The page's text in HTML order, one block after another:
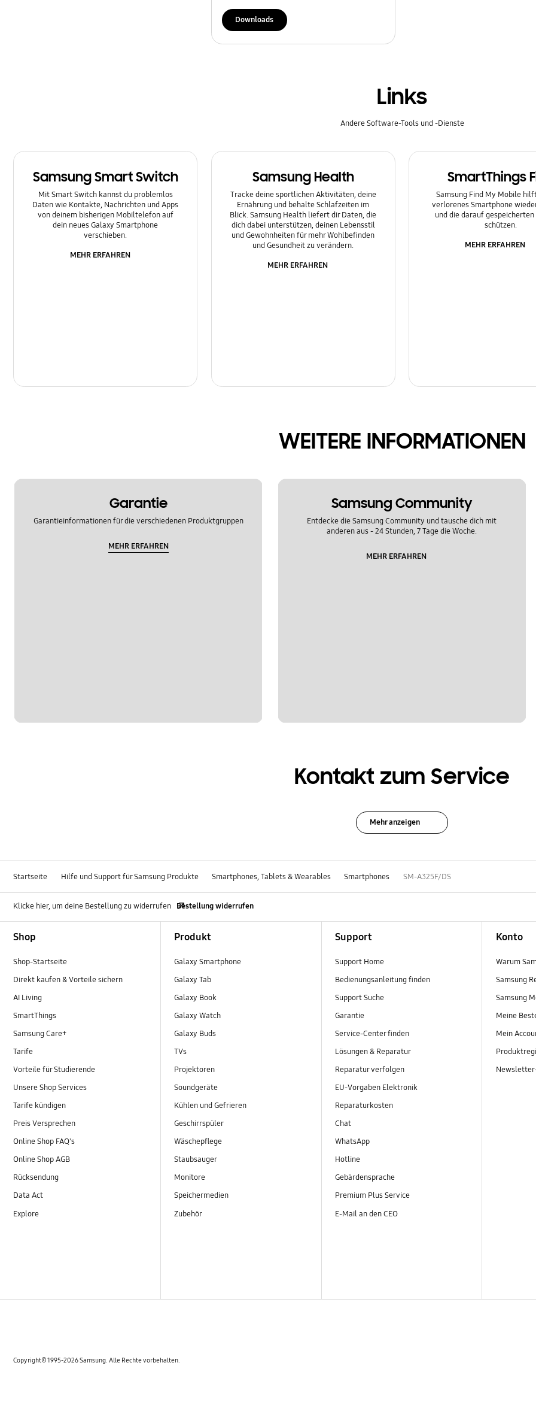
Sperre
Ton
Downloads
Links
Andere Software-Tools und -Dienste
Samsung Smart Switch
Mit Smart Switch kannst du problemlos
Daten wie Kontakte, Nachrichten und Apps
von deinem bisherigen Mobiltelefon auf
dein neues Galaxy Smartphone
verschieben.
MEHR ERFAHREN
Samsung Health
Tracke deine sportlichen Aktivitäten, deine
Ernährung und behalte Schlafzeiten im
Blick. Samsung Health liefert dir Daten, die
dich dabei unterstützen, deinen Lebensstil
und Gewohnheiten für mehr Wohlbefinden
und Gesundheit zu verändern.
MEHR ERFAHREN
SmartThings
Samsung Find My Mobile
verlorenes Smartphone
und die darauf
schützen.
MEHR ERFAHREN
WEITERE INFORMATIONEN
Garantie
Garantieinformationen für die verschiedenen Produktgruppen
MEHR ERFAHREN
Samsung Community
Entdecke die Samsung Community und tausche dich mit
anderen aus - 24 Stunden, 7 Tage die Woche.
MEHR ERFAHREN
Kontakt zum Service
Mehr anzeigen
Startseite Hilfe und Support für Samsung Produkte Smartphones, Tablets & Wearables Smartphones SM-A325F/DS
Klicke hier, um deine Bestellung zu widerrufen Bestellung widerrufen
Shop
Shop-Startseite
Direkt kaufen & Vorteile sichern
AI Living
SmartThings
Samsung Care+
Tarife
Vorteile für Studierende
Unsere Shop Services
Tarife kündigen
Preis Versprechen
Online Shop FAQ's
Online Shop AGB
Rücksendung
Data Act
Explore
Produkt
Galaxy Smartphone
Galaxy Tab
Galaxy Book
Galaxy Watch
Galaxy Buds
TVs
Projektoren
Soundgeräte
Kühlen und Gefrieren
Geschirrspüler
Wäschepflege
Staubsauger
Monitore
Speichermedien
Zubehör
Support
Support Home
Bedienungsanleitung finden
Support Suche
Garantie
Service-Center finden
Lösungen & Reparatur
Reparatur verfolgen
EU-Vorgaben Elektronik
Reparaturkosten
Chat
WhatsApp
Hotline
Gebärdensprache
Premium Plus Service
E-Mail an den CEO
Konto
Warum
Samsung
Samsung
Meine
Mein
Copyright© 1995-2026 Samsung. Alle Rechte vorbehalten.